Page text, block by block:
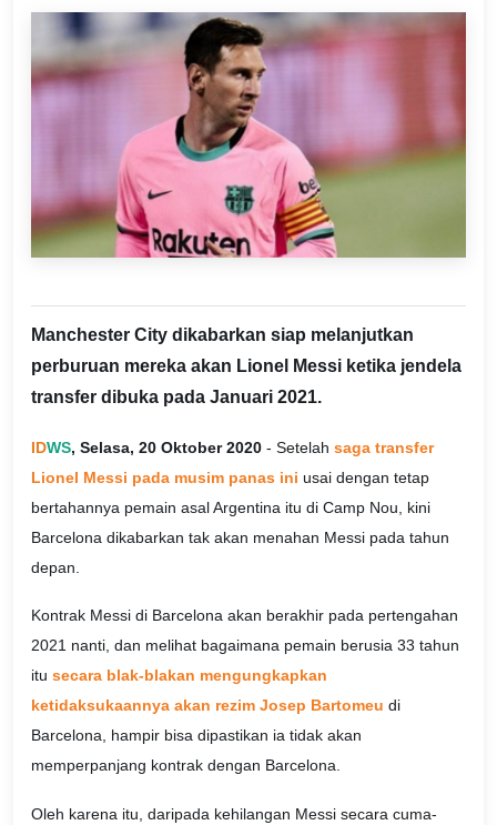
Manchester City dikabarkan siap melanjutkan
perburuan mereka akan Lionel Messi ketika jendela
transfer dibuka pada Januari 2021.
IDWS, Selasa, 20 Oktober 2020 - Setelah saga transfer
Lionel Messi pada musim panas ini usai dengan tetap
bertahannya pemain asal Argentina itu di Camp Nou, kini
Barcelona dikabarkan tak akan menahan Messi pada tahun
depan.
Kontrak Messi di Barcelona akan berakhir pada pertengahan
2021 nanti, dan melihat bagaimana pemain berusia 33 tahun
itu secara blak-blakan mengungkapkan
ketidaksukaannya akan rezim Josep Bartomeu di
Barcelona, hampir bisa dipastikan ia tidak akan
memperpanjang kontrak dengan Barcelona.
Oleh karena itu, daripada kehilangan Messi secara cuma-